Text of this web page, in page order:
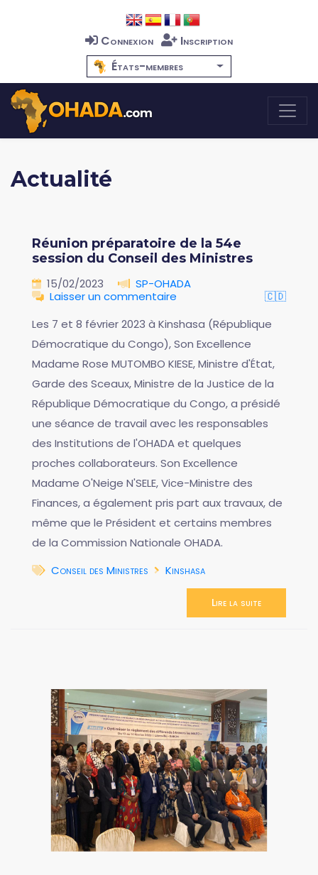
Connexion
Inscription
États-membres
Actualité
Réunion préparatoire de la 54e
session du Conseil des Ministres
15/02/2023
SP-OHADA
Laisser un commentaire
🇨🇩
Les 7 et 8 février 2023 à Kinshasa (République
Démocratique du Congo), Son Excellence
Madame Rose MUTOMBO KIESE, Ministre d'État,
Garde des Sceaux, Ministre de la Justice de la
République Démocratique du Congo, a présidé
une séance de travail avec les responsables
des Institutions de l'OHADA et quelques
proches collaborateurs. Son Excellence
Madame O'Neige N'SELE, Vice-Ministre des
Finances, a également pris part aux travaux, de
même que le Président et certains membres
de la Commission Nationale OHADA.
Conseil des Ministres
Kinshasa
Lire la suite